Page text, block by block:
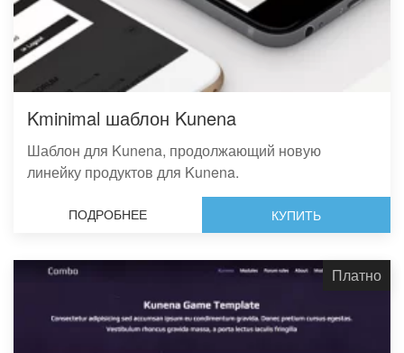
Kminimal шаблон Kunena
Шаблон для Kunena, продолжающий новую
линейку продуктов для Kunena.
ПОДРОБНЕЕ КУПИТЬ
Платно